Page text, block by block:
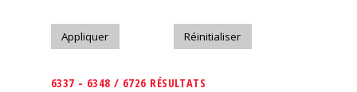
6337 - 6348 / 6726 RÉSULTATS